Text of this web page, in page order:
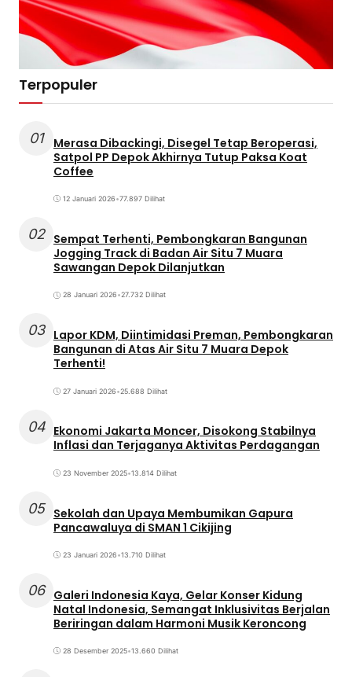
Terpopuler
01
Merasa Dibackingi, Disegel Tetap Beroperasi,
Satpol PP Depok Akhirnya Tutup Paksa Koat
Coffee
12 Januari 2026•77.897 Dilihat
02 Sempat Terhenti, Pembongkaran Bangunan
Jogging Track di Badan Air Situ 7 Muara
Sawangan Depok Dilanjutkan
28 Januari 2026•27.732 Dilihat
03 Lapor KDM, Diintimidasi Preman, Pembongkaran
Bangunan di Atas Air Situ 7 Muara Depok
Terhenti!
27 Januari 2026•25.688 Dilihat
04 Ekonomi Jakarta Moncer, Disokong Stabilnya
Inflasi dan Terjaganya Aktivitas Perdagangan
23 November 2025•13.814 Dilihat
05 Sekolah dan Upaya Membumikan Gapura
Pancawaluya di SMAN 1 Cikijing
23 Januari 2026•13.710 Dilihat
06 Galeri Indonesia Kaya, Gelar Konser Kidung
Natal Indonesia, Semangat Inklusivitas Berjalan
Beriringan dalam Harmoni Musik Keroncong
28 Desember 2025•13.660 Dilihat